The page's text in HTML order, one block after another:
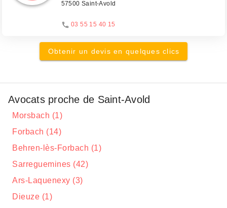
57500 Saint-Avold
03 55 15 40 15
Obtenir un devis en quelques clics
Avocats proche de Saint-Avold
Morsbach (1)
Forbach (14)
Behren-lès-Forbach (1)
Sarreguemines (42)
Ars-Laquenexy (3)
Dieuze (1)